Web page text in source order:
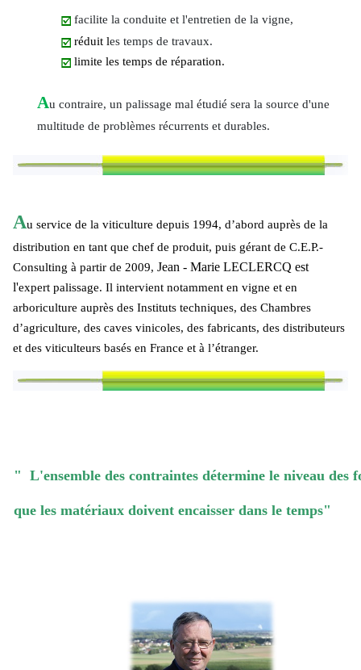
facilite la conduite et l'entretien de la vigne,
réduit les temps de travaux.
limite les temps de réparation.
Au contraire, un palissage mal étudié sera la source d'une
multitude de problèmes récurrents et durables.
Au service de la viticulture depuis 1994, d’abord auprès de la
distribution en tant que chef de produit, puis gérant de C.E.P.-
Consulting à partir de 2009, Jean - Marie LECLERCQ est
l'expert palissage. Il intervient notamment en vigne et en
arboriculture auprès des Instituts techniques, des Chambres
d’agriculture, des caves vinicoles, des fabricants, des distributeurs
et des viticulteurs basés en France et à l’étranger.
" L'ensemble des contraintes détermine le niveau des
que les matériaux doivent encaisser dans le temps"